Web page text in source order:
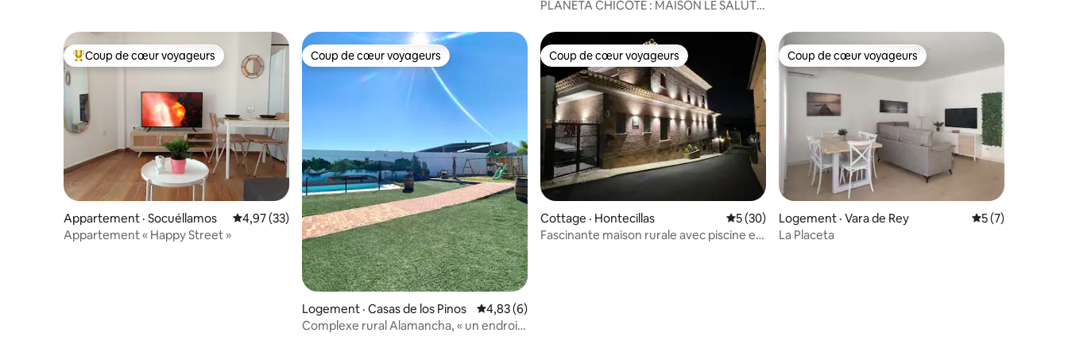
PLANETA CHICOTE : MAISON LE SALUT
Coup de cœur voyageurs parmi les plus aimés
Coup de cœur voyageurs
Appartement · Socuéllamos Note moyenne de 4,97 sur 5, 33 commentaires
4,97 (33)
Appartement « Happy Street »
Coup de cœur voyageurs
Coup de cœur voyageurs
Logement · Casas de los Pinos Note moyenne de 4,83 sur 5, 6 commentaires
4,83 (6)
Complexe rural Alamancha, « un endroit
Coup de cœur voyageurs
Coup de cœur voyageurs
Cottage · Hontecillas Note moyenne de 5 sur 5, 30 commentaires
5 (30)
Fascinante maison rurale avec piscine et
Coup de cœur voyageurs
Coup de cœur voyageurs
Logement · Vara de Rey Note moyenne
5 (7)
La Placeta